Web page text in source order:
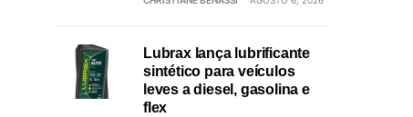
Lubrax lança lubrificante
sintético para veículos
leves a diesel, gasolina e
flex